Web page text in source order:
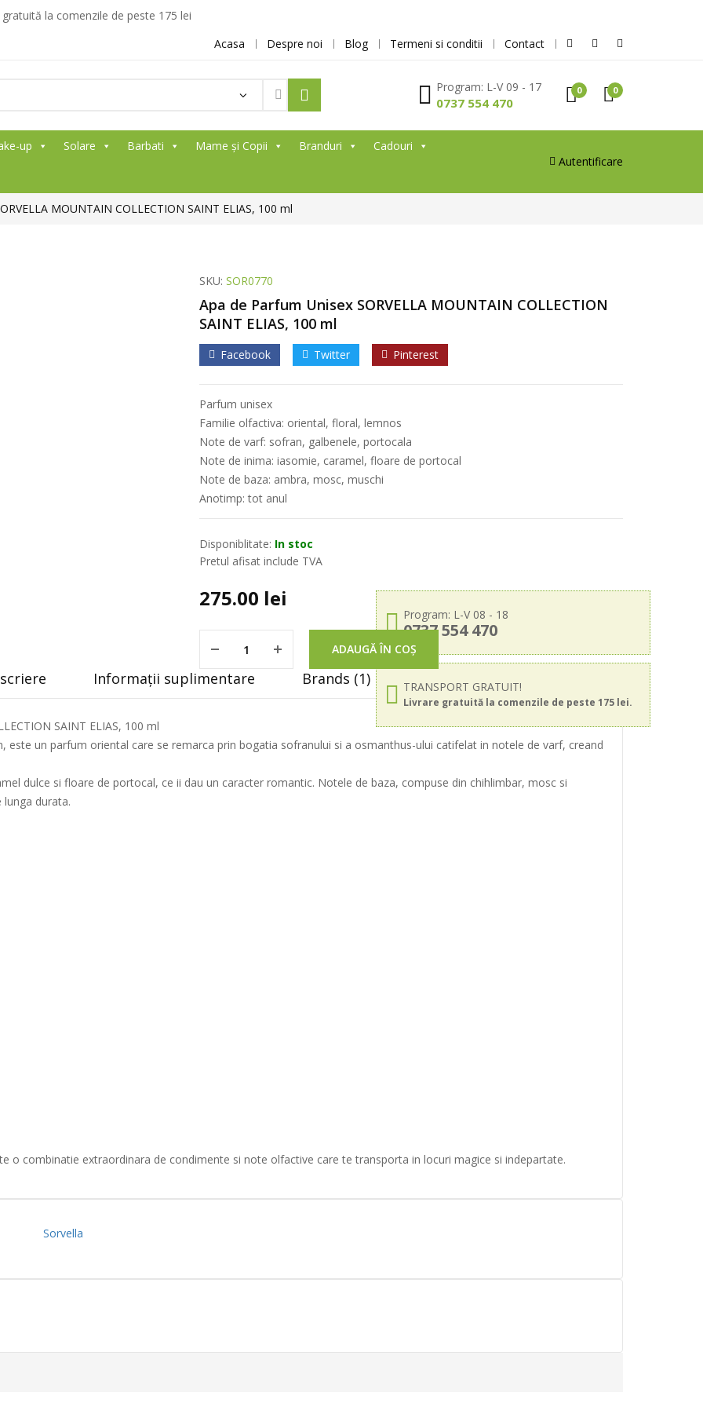
la comenzile de peste 175 lei
Acasa
Despre noi Blog Termeni si conditii Contact
Program: L-V 09 - 17
0737 554 470
0 0
up Solare Barbati Mame și Copii Branduri
Cadouri
Autentificare
MOUNTAIN COLLECTION SAINT ELIAS, 100 ml
SKU: SOR0770
Apa de Parfum Unisex SORVELLA MOUNTAIN COLLECTION
SAINT ELIAS, 100 ml
Facebook Twitter Pinterest
Parfum unisex
Familie olfactiva: oriental, floral, lemnos
Note de varf: sofran, galbenele, portocala
Note de inima: iasomie, caramel, floare de portocal
Note de baza: ambra, mosc, muschi
Anotimp: tot anul
Disponiblitate: In stoc
Pretul afisat include TVA
Program: L-V 08 - 18
0737 554 470
TRANSPORT GRATUIT!
Livrare gratuită la comenzile de peste 175 lei.
275.00 lei
ADAUGĂ ÎN COȘ
Informații suplimentare Brands (1)
SAINT ELIAS, 100 ml
este un parfum oriental care se remarca prin bogatia sofranului si a osmanthus-ului catifelat in notele de varf, creand
dulce si floare de portocal, ce ii dau un caracter romantic. Notele de baza, compuse din chihlimbar, mosc si
durata.
o combinatie extraordinara de condimente si note olfactive care te transporta in locuri magice si indepartate.
Sorvella